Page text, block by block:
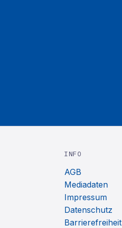
INFO
AGB
Mediadaten
Impressum
Datenschutz
Barrierefreiheit